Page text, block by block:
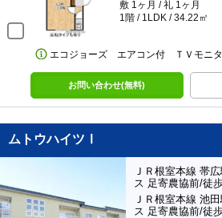
敷 1ヶ月 / 礼 1ヶ月
1階 / 1LDK / 34.22㎡
エコジョーズ エアコン付 ＴＶモニタ
お問い合わせ(無料)
ムトウハイツⅠ
ＪＲ根室本線 帯
ス 足寄農協前/徒
ＪＲ根室本線 池
ス 足寄農協前/徒